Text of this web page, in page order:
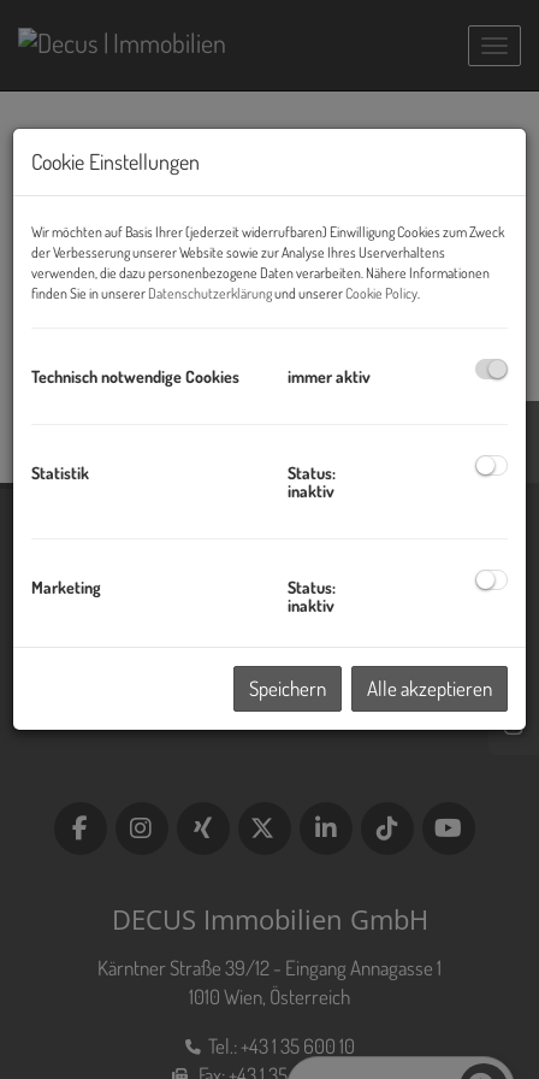
ÖVI Beitritt
Beitrittsgespräch und Aufnahme in den österreichischen Verein der
Immobilientreuhänder (ÖVI) mit Verpflichtung zu regelmäßigen
Weiterbildungen und dem Ehrenkodex mit höchstprofessioneller
Kontakt
Datenschutzinformation
DECUS Immobilien GmbH
Kärntner Straße 39/12 - Eingang Annagasse 1
1010 Wien, Österreich
Tel.:+43 1 35 600 10
Cookie Einstellungen
Wir möchten auf Basis Ihrer (jederzeit widerrufbaren) Einwilligung Cookies zum Zweck
der Verbesserung unserer Website sowie zur Analyse Ihres Userverhaltens
verwenden, die dazu personenbezogene Daten verarbeiten. Nähere Informationen
finden Sie in unserer Datenschutzerklärungund unsererCookie Policy
Technisch notwendige Cookies immer aktiv
Statistik
Status:
inaktiv
Marketing
Status:
inaktiv
Speichern Alle akzeptieren